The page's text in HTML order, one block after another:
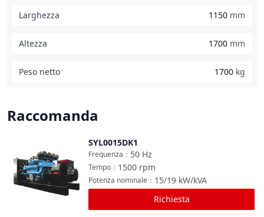
Larghezza 1150 mm
Altezza 1700 mm
Peso netto 1700 kg
Raccomanda
SYL0015DK1
50 Hz
Frequenza ：
1500 rpm
Tempo ：
15/19 kW/kVA
Potenza nominale ：
Richiesta